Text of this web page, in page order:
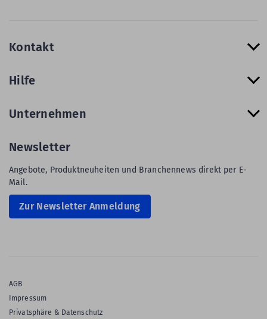
Kontakt
Hilfe
Unternehmen
Newsletter
Angebote, Produktneuheiten und Branchennews direkt per E-
Mail.
Zur Newsletter Anmeldung
AGB
Impressum
Privatsphäre & Datenschutz